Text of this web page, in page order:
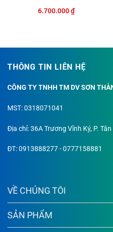
6.700.000₫
THÔNG TIN LIÊN HỆ
CÔNG TY TNHH TM DV SƠN
MST: 0318071041
Địa chỉ: 36A Trương Vĩnh Ký, P.
ĐT: 0913888277 - 0777158881
VỀ CHÚNG TÔI
SẢN PHẨM